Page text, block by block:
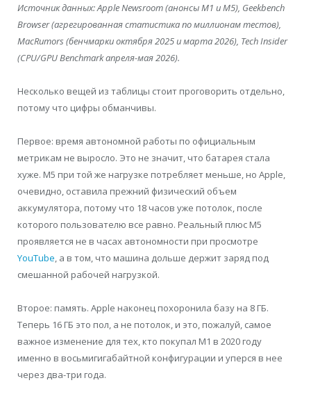
Источник данных: Apple Newsroom (анонсы M1 и M5), Geekbench
Browser (агрегированная статистика по миллионам тестов),
MacRumors (бенчмарки октября 2025 и марта 2026), Tech Insider
(CPU/GPU Benchmark апреля-мая 2026).
Несколько вещей из таблицы стоит проговорить отдельно,
потому что цифры обманчивы.
Первое: время автономной работы по официальным
метрикам не выросло. Это не значит, что батарея стала
хуже. M5 при той же нагрузке потребляет меньше, но Apple,
очевидно, оставила прежний физический объем
аккумулятора, потому что 18 часов уже потолок, после
которого пользователю все равно. Реальный плюс M5
проявляется не в часах автономности при просмотре
YouTube, а в том, что машина дольше держит заряд под
смешанной рабочей нагрузкой.
Второе: память. Apple наконец похоронила базу на 8 ГБ.
Теперь 16 ГБ это пол, а не потолок, и это, пожалуй, самое
важное изменение для тех, кто покупал M1 в 2020 году
именно в восьмигигабайтной конфигурации и уперся в нее
через два-три года.